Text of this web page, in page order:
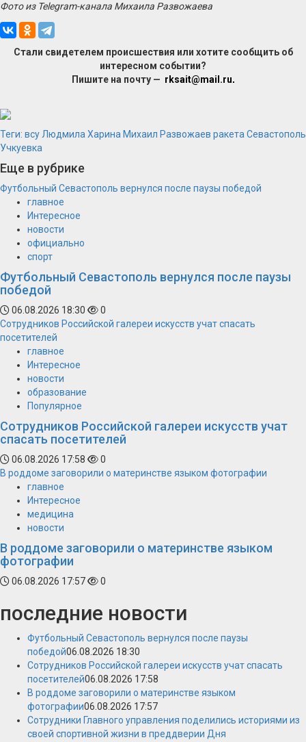
Фото из Telegram-канала Михаила Развожаева
Стали свидетелем происшествия или хотите сообщить об
интересном событии?
Пишите на почту — rksait@mail.ru.
Теги: всу Людмила Харина Михаил Развожаев ракета Севастополь
Учкуевка
Еще в рубрике
Футбольный Севастополь вернулся после паузы победой
главное
Интересное
новости
официально
спорт
Футбольный Севастополь вернулся после паузы
победой
06.08.2026 18:30
0
Сотрудников Российской галереи искусств учат спасать
посетителей
главное
Интересное
новости
образование
Популярное
Сотрудников Российской галереи искусств учат
спасать посетителей
06.08.2026 17:58
0
В роддоме заговорили о материнстве языком фотографии
главное
Интересное
медицина
новости
В роддоме заговорили о материнстве языком
фотографии
06.08.2026 17:57 0
последние новости
Футбольный Севастополь вернулся после паузы
победой06.08.2026 18:30
Сотрудников Российской галереи искусств учат спасать
посетителей06.08.2026 17:58
В роддоме заговорили о материнстве языком
фотографии06.08.2026 17:57
Сотрудники Главного управления поделились историями из
своей спортивной жизни в преддверии Дня